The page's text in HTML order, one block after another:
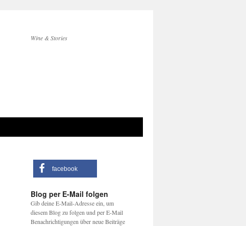
Wine & Stories
facebook
Blog per E-Mail folgen
Gib deine E-Mail-Adresse ein, um
diesem Blog zu folgen und per E-Mail
Benachrichtigungen über neue Beiträge